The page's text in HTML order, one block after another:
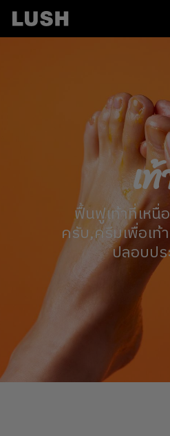
เ
ฟื้นฟูเท้าที่เหนื่
ครับ,ครีมเพื่อเท้
ปลอบประ